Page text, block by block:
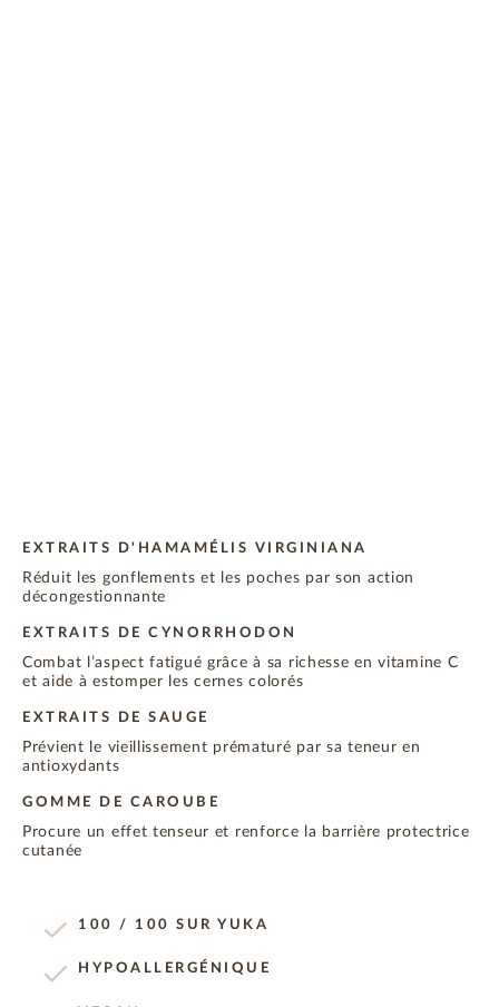
EXTRAITS D'HAMAMÉLIS VIRGINIANA
Réduit les gonflements et les poches par son action
décongestionnante
EXTRAITS DE CYNORRHODON
Combat l’aspect fatigué grâce à sa richesse en vitamine C
et aide à estomper les cernes colorés
EXTRAITS DE SAUGE
Prévient le vieillissement prématuré par sa teneur en
antioxydants
GOMME DE CAROUBE
Procure un effet tenseur et renforce la barrière protectrice
cutanée
100 / 100 SUR YUKA
HYPOALLERGÉNIQUE